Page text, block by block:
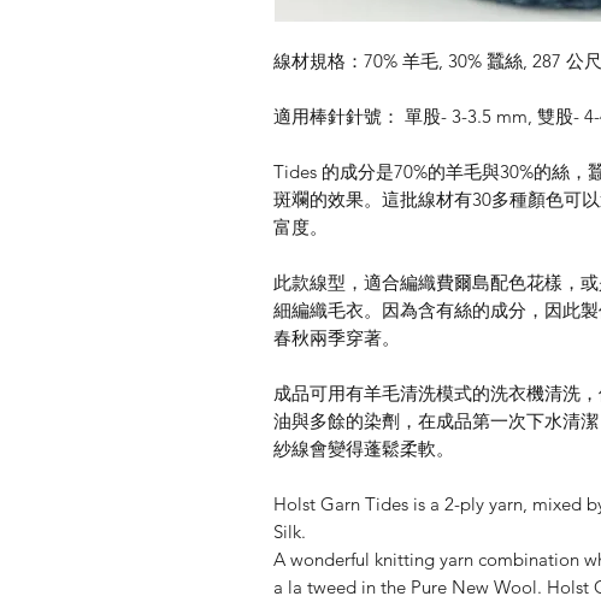
線材規格：70% 羊毛, 30% 蠶絲, 287 公
適用棒針針號： 單股- 3-3.5 mm, 雙股-
Tides 的成分是70%的羊毛與30%的絲，
斑斕的效果。這批線材有30多種顏色可
富度。
此款線型，適合編織費爾島配色花樣，
細編織毛衣。因為含有絲的成分，因此
春秋兩季穿著。
成品可用有羊毛清洗模式的洗衣機清洗
油與多餘的染劑，在成品第一次下水清
紗線會變得蓬鬆柔軟。
Holst Garn Tides is a 2-ply yarn, mixed
Silk.
A wonderful knitting yarn combination
a la tweed in the Pure New Wool. Holst